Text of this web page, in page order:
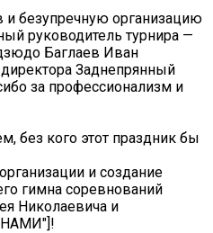
и безупречную организацию
руководитель турнира —
Баглаев Иван
Заднепрянный
за профессионализм и
без кого этот праздник бы
и создание
гимна соревнований
Николаевича и